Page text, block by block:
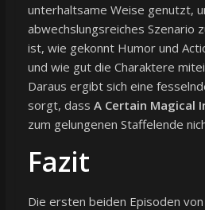
unterhaltsame Weise genutzt,
abwechslungsreiches Szenario
ist, wie gekonnt Humor und
und wie gut die Charaktere
Daraus ergibt sich eine
sorgt, dass A Certain Magical
zum gelungenen Staffelende
Fazit
Die ersten beiden Episoden von